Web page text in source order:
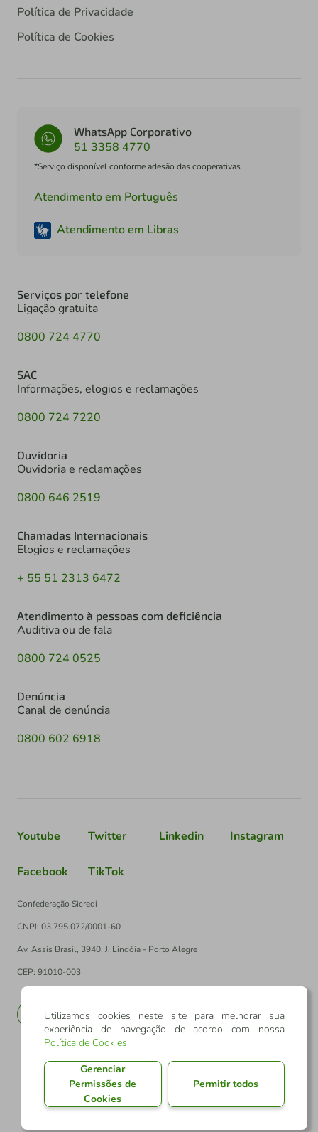
Política de Privacidade
Política de Cookies
WhatsApp Corporativo
51 3358 4770
*Serviço disponível conforme adesão das cooperativas
Atendimento em Português
Atendimento em Libras
Serviços por telefone
Ligação gratuita
0800 724 4770
SAC
Informações, elogios e reclamações
0800 724 7220
Ouvidoria
Ouvidoria e reclamações
0800 646 2519
Chamadas Internacionais
Elogios e reclamações
+ 55 51 2313 6472
Atendimento à pessoas com deficiência
Auditiva ou de fala
0800 724 0525
Denúncia
Canal de denúncia
0800 602 6918
Youtube Twitter Linkedin Instagram
Facebook TikTok
Confederação Sicredi
CNPJ: 03.795.072/0001-60
Av. Assis Brasil, 3940, J. Lindóia - Porto Alegre
CEP: 91010-003
EN
Utilizamos cookies neste site para melhorar sua
experiência de navegação de acordo com nossa
Política de Cookies.
Gerenciar
Permissões de
Cookies
Permitir todos